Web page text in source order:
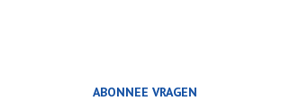
ABONNEE VRAGEN